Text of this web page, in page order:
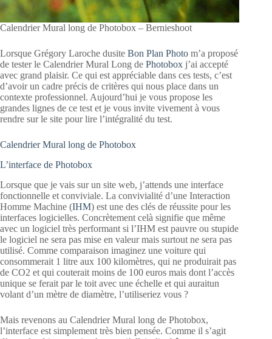
Calendrier Mural long de Photobox – Bernieshoot
Lorsque Grégory Laroche dusite Bon Plan Photo m’a proposé
de tester le Calendrier Mural Long de Photobox j’ai accepté
avec grand plaisir. Ce qui est appréciable dans ces tests, c’est
d’avoir un cadre précis de critères qui nous place dans un
contexte professionnel. Aujourd’hui je vous propose les
grandes lignes de ce test et je vous invite vivement à vous
rendre sur le site pour lire l’intégralité du test.
Calendrier Mural long de Photobox
L’interface de Photobox
Lorsque que je vais sur un site web, j’attends une interface
fonctionnelle et conviviale. La convivialité d’une Interaction
Homme Machine (IHM) est une des clés de réussite pour les
interfaces logicielles. Concrètement celà signifie que même
avec un logiciel très performant si l’IHM est pauvre ou stupide
le logiciel ne sera pas mise en valeur mais surtout ne sera pas
utilisé. Comme comparaison imaginez une voiture qui
consommerait 1 litre aux 100 kilomètres, qui ne produirait pas
de CO2 et qui couterait moins de 100 euros mais dont l’accès
unique se ferait par le toit avec une échelle et qui auraitun
volant d’un mètre de diamètre, l’utiliseriez vous ?
Mais revenons au Calendrier Mural long de Photobox,
l’interface est simplement très bien pensée. Comme il s’agit